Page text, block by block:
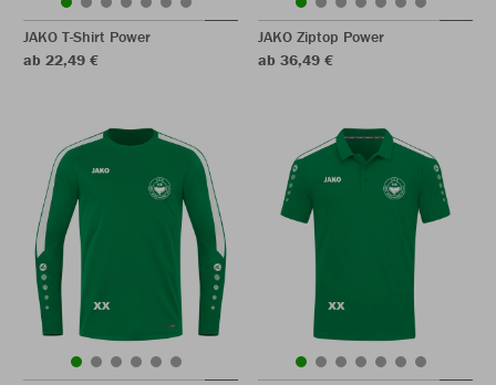
JAKO T-Shirt Power
ab 22,49 €
JAKO Ziptop Power
ab 36,49 €